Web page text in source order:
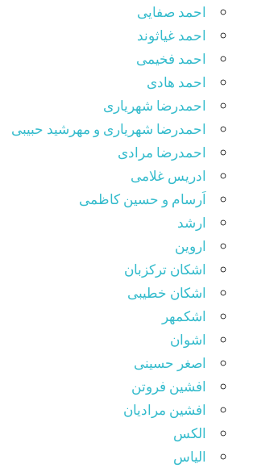
احمد صفایی
احمد غیاثوند
احمد فخیمی
احمد هادی
احمدرضا شهریاری
احمدرضا شهریاری و مهرشید حبیبی
احمدرضا مرادی
ادریس غلامی
اَرسام و حسین کاظمی
ارشد
اروین
اشکان ترکزبان
اشکان خطیبی
اشکمهر
اشوان
اصغر حسینی
افشین فروتن
افشین مرادیان
الکس
الیاس